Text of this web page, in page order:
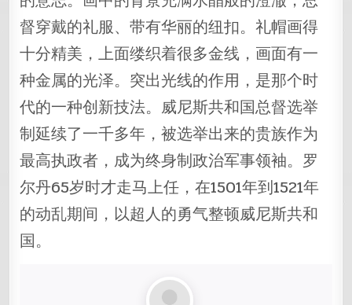
督穿戴的礼服、带有华丽的纽扣。礼帽画得
十分精美，上面缕织着很多金线，画面有一
种金属的光泽。突出光线的作用，是那个时
代的一种创新技法。威尼斯共和国总督选举
制延续了一千多年，被选举出来的贵族作为
最高执政者，成为终身制政治军事领袖。罗
尔丹65岁时才走马上任，在1501年到1521年
的动乱期间，以超人的勇气整顿威尼斯共和
国。